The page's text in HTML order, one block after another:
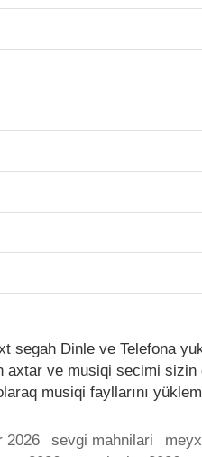
segah Dinle ve Telefona
ve musiqi secimi sizin
musiqi fayllarını
2026 sevgi mahnilari